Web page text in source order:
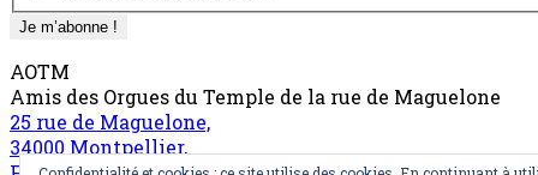
AOTM
Amis des Orgues du Temple de la rue de Maguelone
25 rue de Maguelone,
34000 Montpellier,